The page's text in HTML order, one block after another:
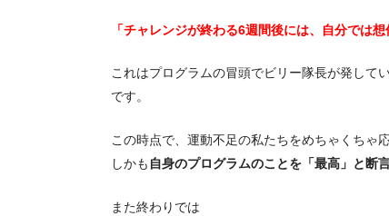
「チャレンジが終わる6週間後には、自分では
これはプログラムの冒頭でビリー隊長が発して
です。
この時点で、運動不足の私たちをめちゃくちゃ
しかも 自身のプログラムのことを「最高」と断
また終わりでは